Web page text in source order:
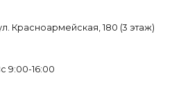
Красноармейская, 180 (3 этаж)
9:00-16:00